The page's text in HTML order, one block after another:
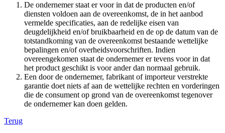
De ondernemer staat er voor in dat de producten en/of
diensten voldoen aan de overeenkomst, de in het aanbod
vermelde specificaties, aan de redelijke eisen van
deugdelijkheid en/of bruikbaarheid en de op de datum van de
totstandkoming van de overeenkomst bestaande wettelijke
bepalingen en/of overheidsvoorschriften. Indien
overeengekomen staat de ondernemer er tevens voor in dat
het product geschikt is voor ander dan normaal gebruik.
Een door de ondernemer, fabrikant of importeur verstrekte
garantie doet niets af aan de wettelijke rechten en vorderingen
die de consument op grond van de overeenkomst tegenover
de ondernemer kan doen gelden.
Terug